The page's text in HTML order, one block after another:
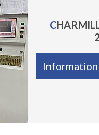
CHARMILLES ROBOFIL